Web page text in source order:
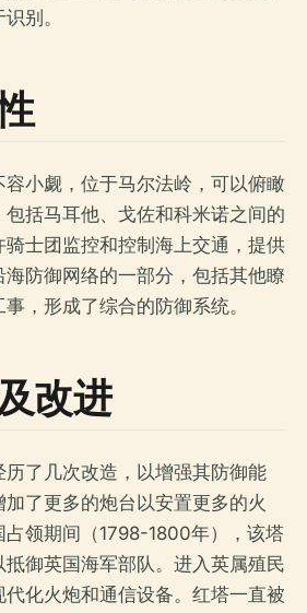
别。
小觑，位于马尔法岭，可以俯瞰
括马耳他、戈佐和科米诺之间的
士团监控和控制海上交通，提供
防御网络的一部分，包括其他瞭
，形成了综合的防御系统。
改进
了几次改造，以增强其防御能
加了更多的炮台以安置更多的火
占领期间（1798-1800年），该塔
御英国海军部队。进入英属殖民
化火炮和通信设备。红塔一直被